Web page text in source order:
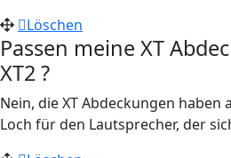
Löschen
Passen meine XT
XT2 ?
Nein, die XT Abdeckungen haben
Loch für den Lautsprecher, der